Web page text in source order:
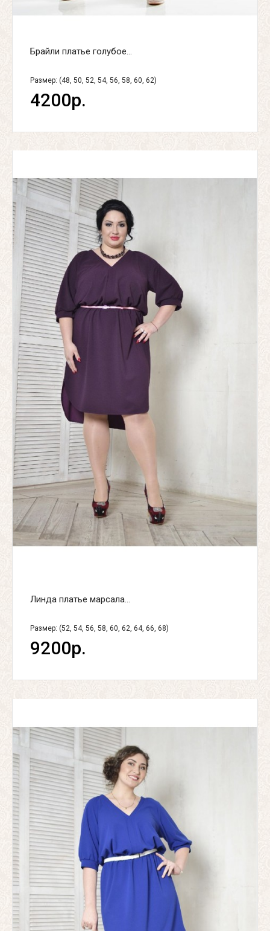
Брайли платье голубое...
Размер: (48, 50, 52, 54, 56, 58, 60, 62)
4200р.
Линда платье марсала...
Размер: (52, 54, 56, 58, 60, 62, 64, 66, 68)
9200р.